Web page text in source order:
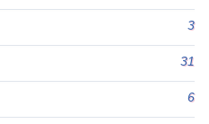
3
31
6